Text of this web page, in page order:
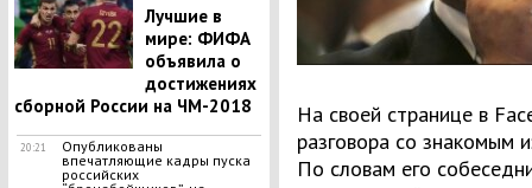
Лучшие в
мире: ФИФА
объявила о
достижениях
сборной России на ЧМ-2018
20:21
Опубликованы
впечатляющие кадры пуска
российских
На своей странице в
разговора со знакомым
По словам его